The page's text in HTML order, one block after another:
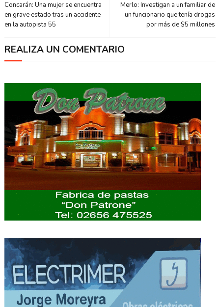
Merlo: Investigan a un familiar de
un funcionario que tenía drogas
por más de $5 millones
Concarán: Una mujer se encuentra
en grave estado tras un accidente
en la autopista 55
REALIZA UN COMENTARIO